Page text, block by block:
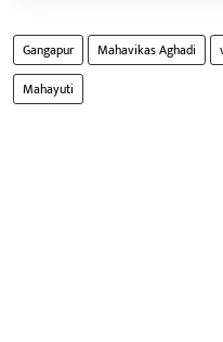
Gangapur Mahavikas Aghadi
Mahayuti